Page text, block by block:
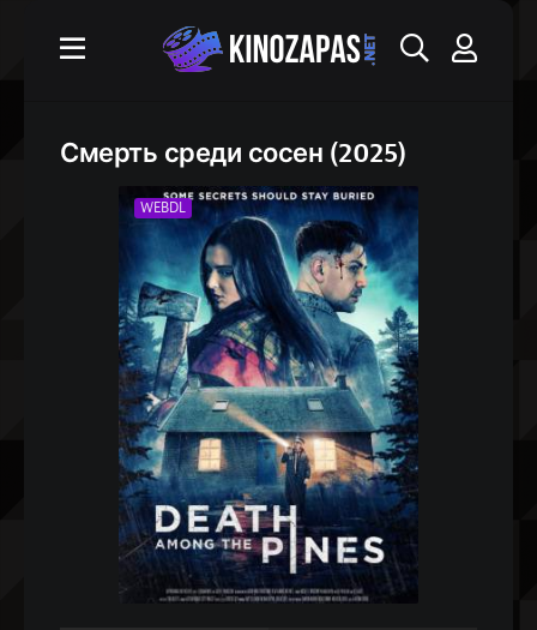
Смерть среди сосен (2025)
WEBDL